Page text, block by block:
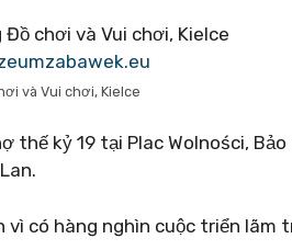
và Vui chơi, Kielce
thế kỷ 19 tại Plac Wolności,
vì có hàng nghìn cuộc triển